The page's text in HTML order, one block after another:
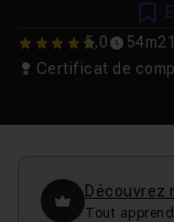
5 5,0 54m21
Certificat de
Découvrez
Tout